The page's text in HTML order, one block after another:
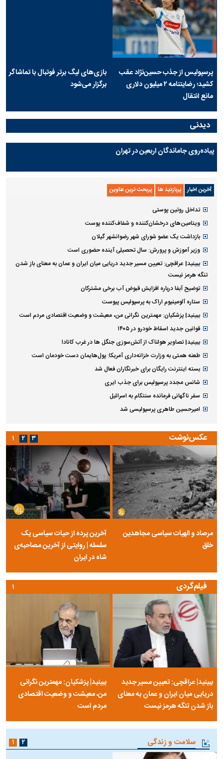
پرسپولیس از جذب حسین‌نژاد عقب
کشید؛ رضایتنامه ۲ میلیون دلاری
مانع انتقال
بازی‌های لیگ برتر فوتبال با تماشاگر
برگزار می‌شود
دیدنی
پیاده‌روی جاماندگان اربعین در تهران
آخرین اخبار پربازدید ها پربحث ترین عناوین
تداخل روتین پوستی
ویتامین‌های درخشان‌کننده و شفاف‌کننده پوست
بازداشت یک عضو شورای شهر رضوانشهر گیلان
وزیر آموزش و پرورش: سال تحصیلی آینده حضوری است
ببینید| عراقچی: تعیین مسیر جدید دریایی میان ایران و عمان به معنای باز شدن
تنگه هرمز نیست
ستاره آلومینیوم اراک به پرسپولیس پیوست
ببینید| پزشکیان: مهمترین نگرانی من، معیشت و وضعیت اقتصادی مردم است
قوانین جدید اسقاط خودرو در ۱۴۰۵
ببینید| تصاویر هولناک از آتش‌سوزی جنگل ها در غرب کانادا
طعنه همتی به وزارت خزانه‌داری آمریکا: پول‌هایمان دست خودمان است
بسته اینترنت رایگان برای خبرنگاران فعال شد
شانس مجدد پرسپولیس برای جذب ایری
امیرحسین طاهری پرسپولیسی شد
مرصاد و الهیات سیاسی مجاهدین
آخرین پرده از حیات سیاسی یک
سلسله | روایتی از آخرین مصاحبه‌ی
شاه در ایران